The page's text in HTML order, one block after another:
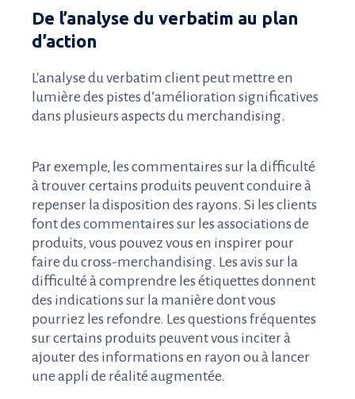
De l’analyse du verbatim au plan
d’action
L'analyse du verbatim client peut mettre en
lumière des pistes d’amélioration significatives
dans plusieurs aspects du merchandising.
Par exemple, les commentaires sur la difficulté
à trouver certains produits peuvent conduire à
repenser la disposition des rayons. Si les clients
font des commentaires sur les associations de
produits, vous pouvez vous en inspirer pour
faire du cross-merchandising. Les avis sur la
difficulté à comprendre les étiquettes donnent
des indications sur la manière dont vous
pourriez les refondre. Les questions fréquentes
sur certains produits peuvent vous inciter à
ajouter des informations en rayon ou à lancer
une appli de réalité augmentée.